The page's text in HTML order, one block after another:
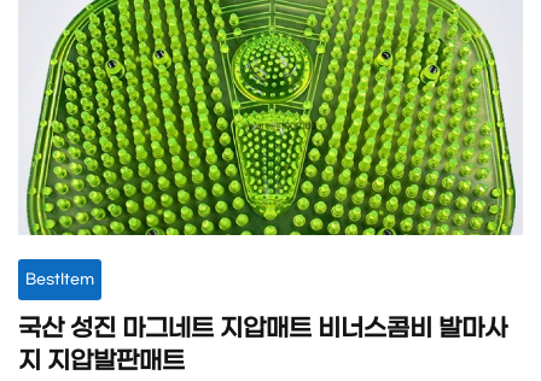
BestItem
국산 성진 마그네트 지압매트 비너스콤비 발마사
지 지압발판매트